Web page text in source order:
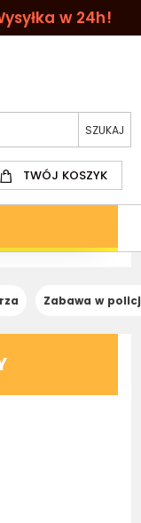
w 24h!
TWÓJ KOSZYK
Zabawa w